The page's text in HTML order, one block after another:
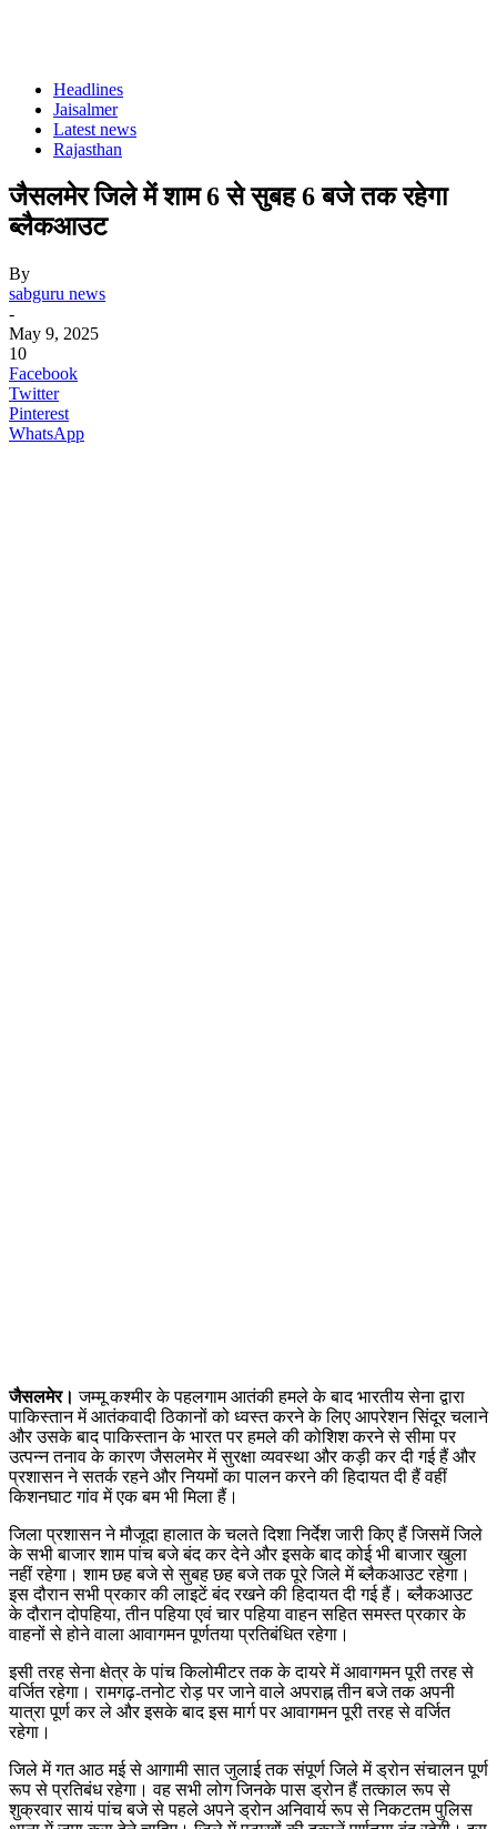
Headlines
Jaisalmer
Latest news
Rajasthan
जैसलमेर जिले में शाम 6 से सुबह 6 बजे तक रहेगा
ब्लैकआउट
By
sabguru news
-
May 9, 2025
10
Facebook
Twitter
Pinterest
WhatsApp
जैसलमेर। जम्मू कश्मीर के पहलगाम आतंकी हमले के बाद भारतीय सेना द्वारा
पाकिस्तान में आतंकवादी ठिकानों को ध्वस्त करने के लिए आपरेशन सिंदूर चलाने
और उसके बाद पाकिस्तान के भारत पर हमले की कोशिश करने से सीमा पर
उत्पन्न तनाव के कारण जैसलमेर में सुरक्षा व्यवस्था और कड़ी कर दी गई हैं और
प्रशासन ने सतर्क रहने और नियमों का पालन करने की हिदायत दी हैं वहीं
किशनघाट गांव में एक बम भी मिला हैं।
जिला प्रशासन ने मौजूदा हालात के चलते दिशा निर्देश जारी किए हैं जिसमें जिले
के सभी बाजार शाम पांच बजे बंद कर देने और इसके बाद कोई भी बाजार खुला
नहीं रहेगा। शाम छह बजे से सुबह छह बजे तक पूरे जिले में ब्लैकआउट रहेगा।
इस दौरान सभी प्रकार की लाइटें बंद रखने की हिदायत दी गई हैं। ब्लैकआउट
के दौरान दोपहिया, तीन पहिया एवं चार पहिया वाहन सहित समस्त प्रकार के
वाहनों से होने वाला आवागमन पूर्णतया प्रतिबंधित रहेगा।
इसी तरह सेना क्षेत्र के पांच किलोमीटर तक के दायरे में आवागमन पूरी तरह से
वर्जित रहेगा। रामगढ़-तनोट रोड़ पर जाने वाले अपराह्न तीन बजे तक अपनी
यात्रा पूर्ण कर ले और इसके बाद इस मार्ग पर आवागमन पूरी तरह से वर्जित
रहेगा।
जिले में गत आठ मई से आगामी सात जुलाई तक संपूर्ण जिले में ड्रोन संचालन पूर्ण
रूप से प्रतिबंध रहेगा। वह सभी लोग जिनके पास ड्रोन हैं तत्काल रूप से
शुक्रवार सायं पांच बजे से पहले अपने ड्रोन अनिवार्य रूप से निकटतम पुलिस